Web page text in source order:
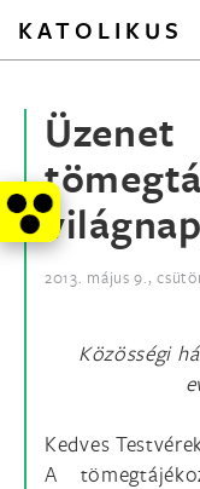
KATOLIKUS
2013. május 9.,
Közösségi
Kedves
A